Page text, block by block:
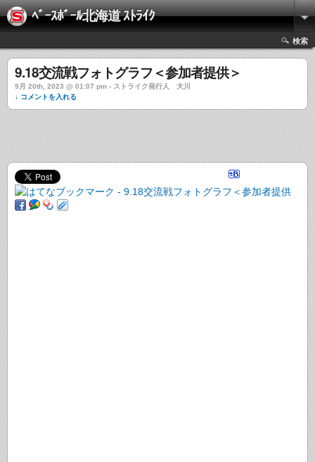
ﾍﾞｰｽﾎﾞｰﾙ北海道 ｽﾄﾗｲｸ
検索
9.18交流戦フォトグラフ＜参加者提供＞
9月 20th, 2023 @ 01:07 pm › ストライク発行人 大川
↓ コメントを入れる